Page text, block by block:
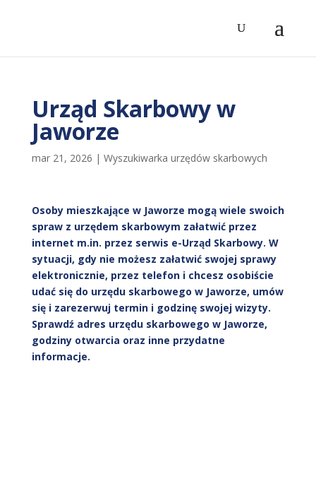
Urząd Skarbowy w
Jaworze
mar 21, 2026 | Wyszukiwarka urzędów skarbowych
Osoby mieszkające w Jaworze mogą wiele swoich
spraw z urzędem skarbowym załatwić przez
internet m.in. przez serwis e-Urząd Skarbowy. W
sytuacji, gdy nie możesz załatwić swojej sprawy
elektronicznie, przez telefon i chcesz osobiście
udać się do urzędu skarbowego w Jaworze, umów
się i zarezerwuj termin i godzinę swojej wizyty.
Sprawdź adres urzędu skarbowego w Jaworze,
godziny otwarcia oraz inne przydatne
informacje.